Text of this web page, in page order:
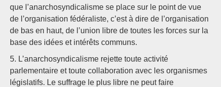
que l’anarchosyndicalisme se place sur le point de vue
de l’organisation fédéraliste, c’est à dire de l’organisation
de bas en haut, de l’union libre de toutes les forces sur la
base des idées et intérêts communs.
5. L’anarchosyndicalisme rejette toute activité
parlementaire et toute collaboration avec les organismes
législatifs. Le suffrage le plus libre ne peut faire